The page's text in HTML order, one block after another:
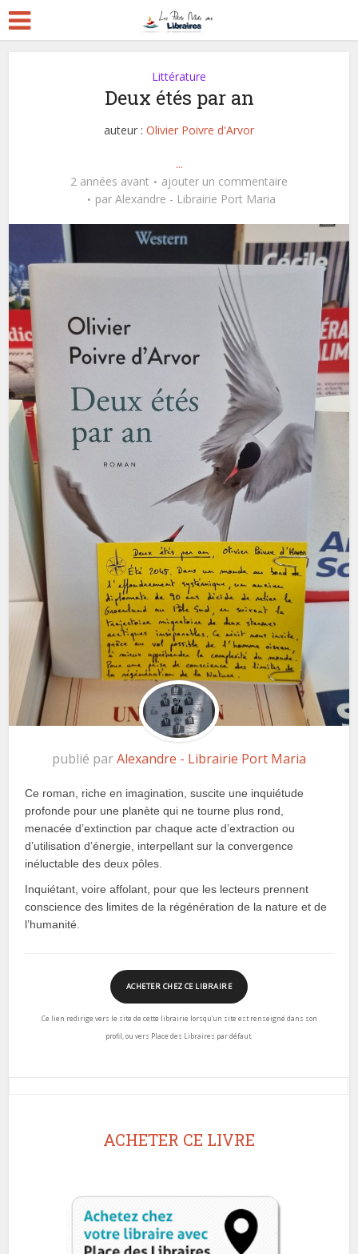
Littérature
Deux étés par an
auteur : Olivier Poivre d'Arvor
...
2 années avant
ajouter un commentaire
par Alexandre - Librairie Port Maria
publié parAlexandre - Librairie Port Maria
Ce roman, riche en imagination, suscite une inquiétude
profonde pour une planète qui ne tourne plus rond,
menacée d’extinction par chaque acte d’extraction ou
d’utilisation d’énergie, interpellant sur la convergence
inéluctable des deux pôles.
Inquiétant, voire affolant, pour que les lecteurs prennent
conscience des limites de la régénération de la nature et de
l’humanité.
ACHETER CHEZ CE LIBRAIRE
Ce lien redirige vers le site de cette librairie lorsqu’un site est renseigné dans son
profil, ou vers Place des Libraires par défaut.
ACHETER CE LIVRE